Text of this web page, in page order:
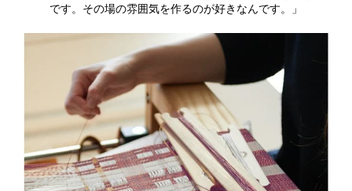
です。その場の雰囲気を作るのが好きなんです。」